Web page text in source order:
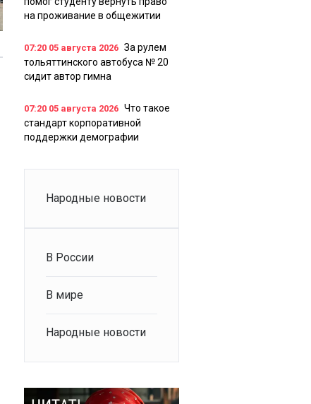
на проживание в общежитии
07:20 05 августа 2026 За рулем
тольяттинского автобуса № 20
сидит автор гимна
07:20 05 августа 2026 Что такое
стандарт корпоративной
поддержки демографии
Народные новости
В России
В мире
Народные новости